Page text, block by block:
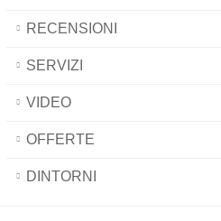
RECENSIONI
SERVIZI
VIDEO
OFFERTE
DINTORNI